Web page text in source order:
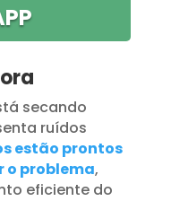
secando
ruídos
estão prontos
o problema,
eficiente do